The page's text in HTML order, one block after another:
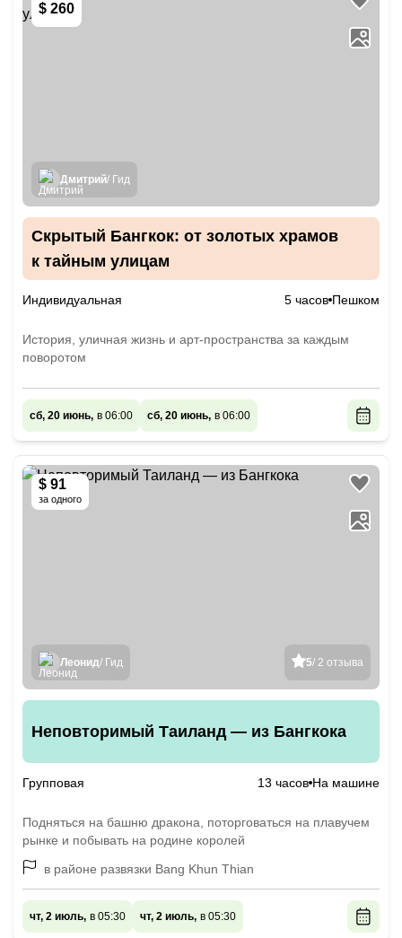
$ 260
Дмитрий/ Гид
Скрытый Бангкок: от золотых храмов
к тайным улицам
Индивидуальная 5 часов Пешком
История, уличная жизнь и арт-пространства за каждым
поворотом
сб, 20 июнь, в 06:00 сб, 20 июнь, в 06:00
$ 91
за одного
5/ 2 отзыва
Леонид/ Гид
Неповторимый Таиланд — из Бангкока
Групповая 13 часов На машине
Подняться на башню дракона, поторговаться на плавучем
рынке и побывать на родине королей
в районе развязки Bang Khun Thian
чт, 2 июль, в 05:30 чт, 2 июль, в 05:30